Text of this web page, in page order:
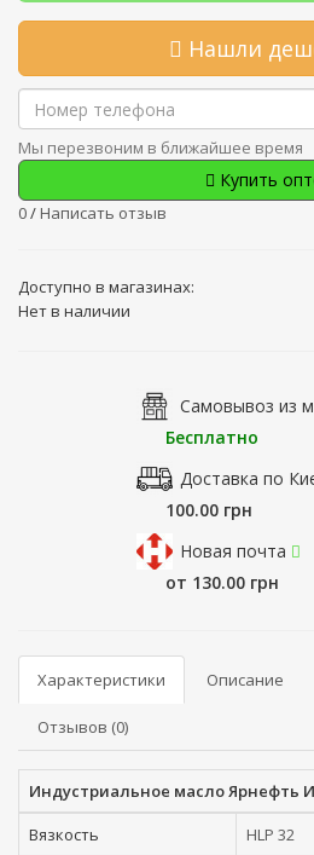
Нашли
Мы перезвоним в ближайшее время
Купить
0/ Написать отзыв
Доступно в магазинах:
Нет в наличии
Самовывоз из
Бесплатно
Доставка по
100.00 грн
Новая почта
от 130.00 грн
Характеристики Описание
Отзывов (0)
Индустриальное масло Ярнефть
Вязкость
HLP 32